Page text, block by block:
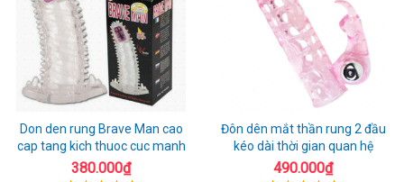
Don den rung Brave Man cao
cap tang kich thuoc cuc manh
380.000₫
Đôn dên mắt thần rung 2 đầu
kéo dài thời gian quan hệ
490.000₫